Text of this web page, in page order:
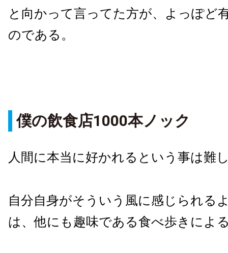
と向かって言ってた方が、よっぽど
のである。
僕の飲食店1000本ノック
人間に本当に好かれるという事は難
自分自身がそういう風に感じられる
は、他にも趣味である食べ歩きによ